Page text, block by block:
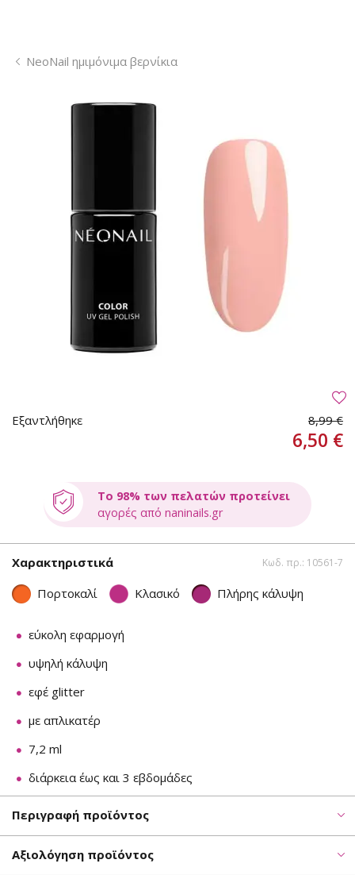
NeoNail ημιμόνιμα βερνίκια
Εξαντλήθηκε 8,99 €
6,50 €
Το 98% των πελατών προτείνει
αγορές από naninails.gr
Χαρακτηριστικά Κωδ. πρ.: 10561-7
Πορτοκαλί Κλασικό Πλήρης κάλυψη
εύκολη εφαρμογή
υψηλή κάλυψη
εφέ glitter
με απλικατέρ
7,2 ml
διάρκεια έως και 3 εβδομάδες
Περιγραφή προϊόντος
Αξιολόγηση προϊόντος